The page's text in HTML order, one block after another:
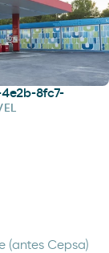
(antes Cepsa)